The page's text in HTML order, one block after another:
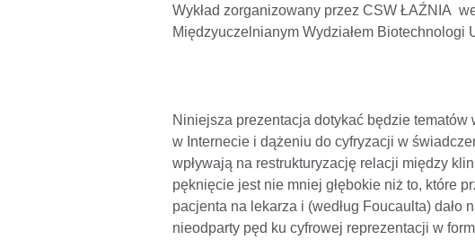
Wykład zorganizowany przez CSW ŁAŹNIA
Międzyuczelnianym Wydziałem Biotechnologi
Niniejsza prezentacja dotykać będzie
w Internecie i dążeniu do cyfryzacji w
wpływają na restrukturyzację relacji między
pęknięcie jest nie mniej głębokie niż to, które
pacjenta na lekarza i (według Foucaulta) dało
nieodparty pęd ku cyfrowej reprezentacji w